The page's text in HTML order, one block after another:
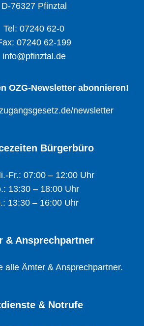
D-76327 Pfinztal
Tel: 07240 62-0
07240 62-199
info@pfinztal.de
OZG-Newsletter abonnieren!
newsletter
Bürgerbüro
Fr.: 07:00 – 12:00 Uhr
13:30 – 18:00 Uhr
13:30 – 16:00 Uhr
& Ansprechpartner
alle Ämter & Ansprechpartner.
& Notrufe